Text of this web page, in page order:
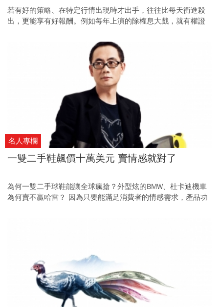
若有好的策略、在特定行情出現時才出手，往往比每天衝進殺
出，更能享有好報酬。例如每年上演的除權息大戲，就有權證
名人專欄
一雙二手鞋飆價十萬美元 賣情感就對了
為何一雙二手球鞋能讓全球瘋搶？外型炫的BMW、杜卡迪機車
為何賣不贏哈雷？ 因為只要能滿足消費者的情感需求，產品功